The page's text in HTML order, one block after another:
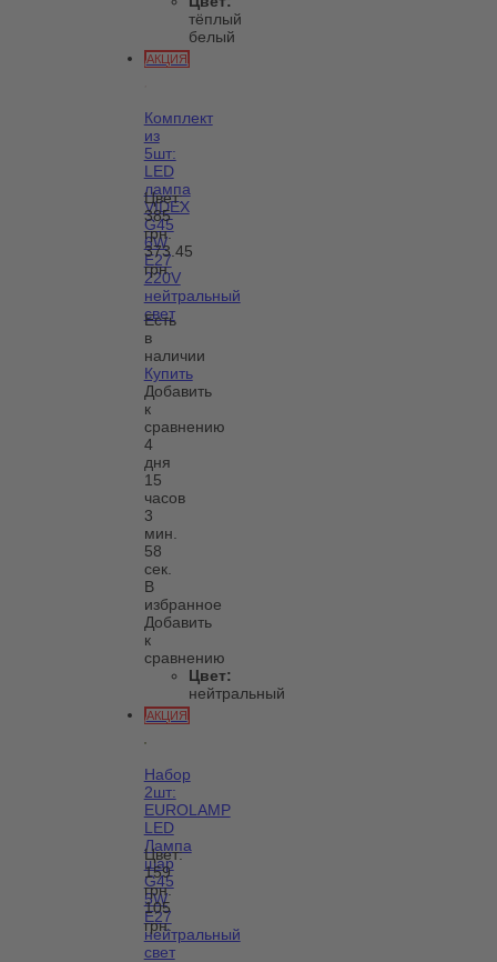
тёплый
белый
АКЦИЯ
Комплект
из
5шт:
LED
лампа
VIDEX
G45
6W
E27
220V
нейтральный
свет
Цвет:
385
грн.
373.45
грн.
Есть
в
наличии
Купить
Добавить
к
сравнению
4
дня
15
часов
3
мин.
58
сек.
В
избранное
Добавить
к
сравнению
Цвет:
нейтральный
АКЦИЯ
Набор
2шт:
EUROLAMP
LED
Лампа
шар
G45
5W
E27
нейтральный
свет
Цвет:
159
грн.
105
грн.